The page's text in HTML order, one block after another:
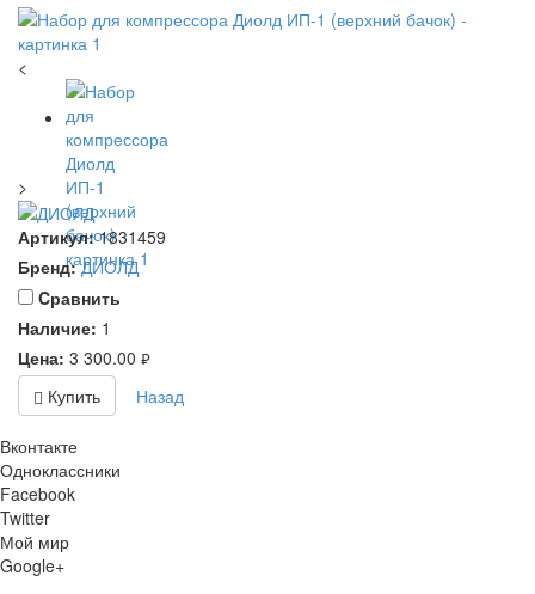
<
>
Артикул: 1831459
Бренд: ДИОЛД
Cравнить
Наличие: 1
Цена: 3 300.00 руб.
Купить Назад
Вконтакте
Одноклассники
Facebook
Twitter
Мой мир
Google+